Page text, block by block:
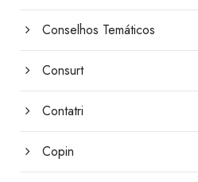
Conselhos Temáticos
Consurt
Contatri
Copin